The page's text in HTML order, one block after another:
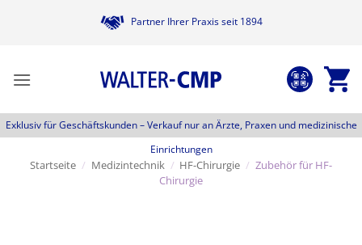
Partner Ihrer Praxis seit 1894
Exklusiv für Geschäftskunden –Verkauf nur an Ärzte, Praxen und medizinische
Einrichtungen
Startseite / Medizintechnik / HF-Chirurgie / Zubehör für HF-
Chirurgie